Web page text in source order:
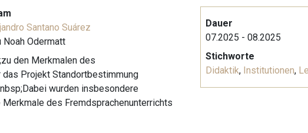
Santano Suárez
Noah Odermatt
den Merkmalen des
Projekt Standortbestimmung
wurden insbesondere
des Fremdsprachenunterrichts
Dauer
07.2025 - 08.2025
Stichworte
Didaktik, Institutionen,